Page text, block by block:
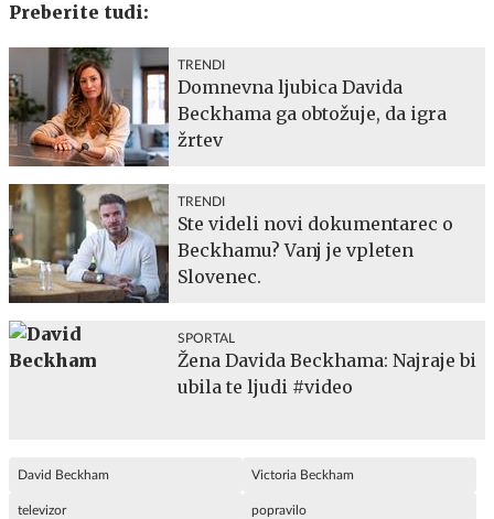
Preberite tudi:
TRENDI
Domnevna ljubica Davida
Beckhama ga obtožuje, da igra
žrtev
TRENDI
Ste videli novi dokumentarec o
Beckhamu? Vanj je vpleten
Slovenec.
SPORTAL
Žena Davida Beckhama: Najraje bi
ubila te ljudi #video
David Beckham Victoria Beckham
televizor popravilo